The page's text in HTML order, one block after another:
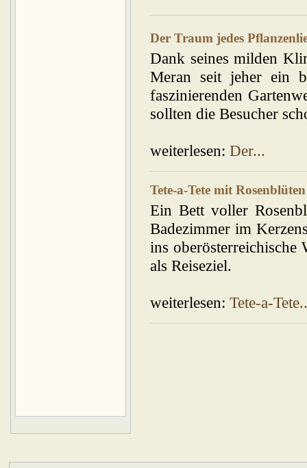
Der Traum jedes
Dank seines milden
Meran seit jeher ein
faszinierenden
sollten die Besucher
weiterlesen: Der...
Tete-a-Tete mit Rosenblüten
Ein Bett voller
Badezimmer im
ins
als Reiseziel.
weiterlesen: Tete-a-